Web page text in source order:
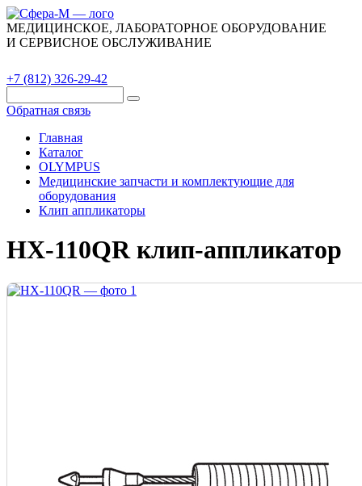
МЕДИЦИНСКОЕ, ЛАБОРАТОРНОЕ ОБОРУДОВАНИЕ
И СЕРВИСНОЕ ОБСЛУЖИВАНИЕ
+7 (812) 326-29-42
Обратная связь
Главная
Каталог
OLYMPUS
Медицинские запчасти и комплектующие для
оборудования
Клип аппликаторы
HX-110QR клип-аппликатор